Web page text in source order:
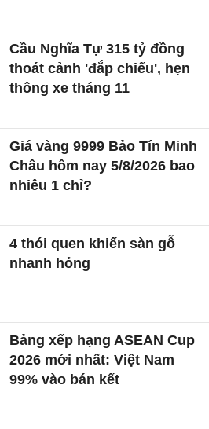
Cầu Nghĩa Tự 315 tỷ đồng
thoát cảnh 'đắp chiếu', hẹn
thông xe tháng 11
Giá vàng 9999 Bảo Tín Minh
Châu hôm nay 5/8/2026 bao
nhiêu 1 chỉ?
4 thói quen khiến sàn gỗ
nhanh hỏng
Bảng xếp hạng ASEAN Cup
2026 mới nhất: Việt Nam
99% vào bán kết